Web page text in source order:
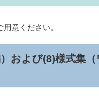
意ください。
および(8)様式集